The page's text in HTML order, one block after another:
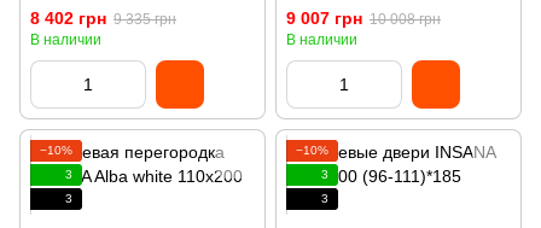
8 402 грн 9 335 грн
В наличии
9 007 грн 10 008 грн
В наличии
−10%
3
3
−10%
3
3